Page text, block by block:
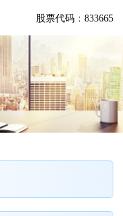
股票代码：833665